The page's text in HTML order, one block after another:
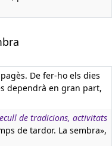
De fer-ho els dies
dependrà en gran part,
de tradicions, activitats
de tardor. La sembra»,